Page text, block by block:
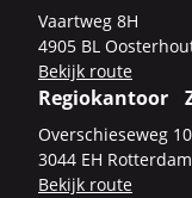
Vaart­weg 8H
4905 BL
Be­kijk route
Regiokantoor
Over­schie­se­weg
3044 EH Rot­ter­dam
Be­kijk route